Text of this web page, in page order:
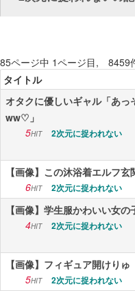
エンタメ
スポーツ
漫画・アニメ
Vtuber
趣味
生活
アダルト
その他
85ページ中 1ページ目, 8459
タイトル
オタクに優しいギャル「あ
ww♡」
5HIT 2次元に捉われない
【画像】この沐浴着エルフ
6HIT 2次元に捉われない
【画像】学生服かわいい女
4HIT 2次元に捉われない
【画像】フィギュア開けりゅ
5HIT 2次元に捉われない